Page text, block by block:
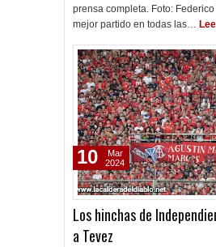
prensa completa. Foto: Federico
mejor partido en todas las…
Los hinchas de
a Tevez
10
Mar
2024